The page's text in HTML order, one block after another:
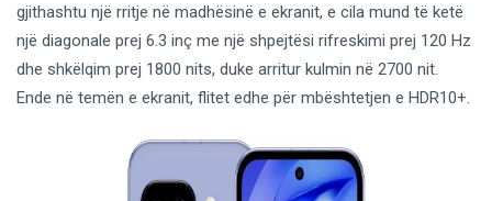
gjithashtu një rritje në madhësinë e ekranit, e cila mund të ketë
një diagonale prej 6.3 inç me një shpejtësi rifreskimi prej 120 Hz
dhe shkëlqim prej 1800 nits, duke arritur kulmin në 2700 nit.
Ende në temën e ekranit, flitet edhe për mbështetjen e HDR10+.